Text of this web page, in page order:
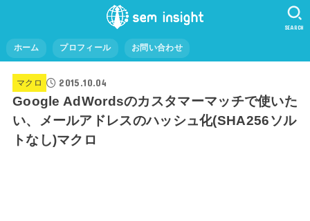
ホーム プロフィール お問い合わせ
SEARCH
マクロ 2015.10.04
Google AdWordsのカスタマーマッチで使いた
い、メールアドレスのハッシュ化(SHA256ソル
トなし)マクロ